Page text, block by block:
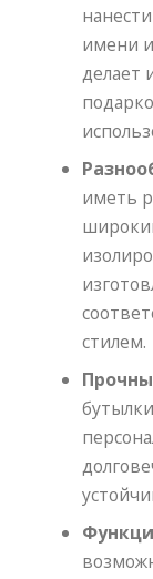
имени
делает
иметь
стилем.